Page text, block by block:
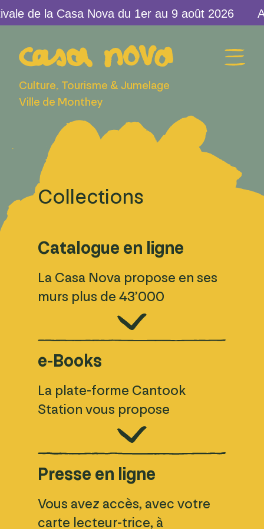
de la Casa Nova du 1er au 9 août 2026
Culture, Tourisme & Jumelage
Ville de Monthey
Collections
Catalogue en ligne
La Casa Nova propose en ses
murs plus de 43’000
documents sur tous supports
(livres, magazines, journaux,
bandes dessinées, DVD, CD,
livres audio, etc.), pouvant être
empruntés à domicile.
De nature encyclopédique, l’offre
couvre l’ensemble des domaines du
savoir et met l’accent sur la
répond aux besoins de base du
public. Elle propose un large choix
e-Books
La plate-forme Cantook
Station vous propose
plusieurs milliers de livres
numériques à télécharger pour
une durée de 28 jours.
Presse en ligne
Vous avez accès, avec votre
carte lecteur-trice, à